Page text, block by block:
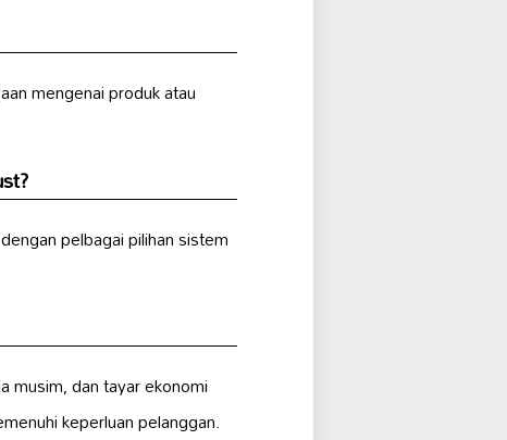
mengenai produk atau
pelbagai pilihan sistem
musim, dan tayar ekonomi
keperluan pelanggan.